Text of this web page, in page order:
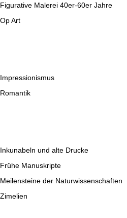
Figurative Malerei 40er-60er Jahre
Op Art
Impressionismus
Romantik
Inkunabeln und alte Drucke
Frühe Manuskripte
Meilensteine der Naturwissenschaften
Zimelien